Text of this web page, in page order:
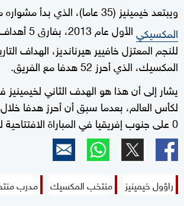
ويبتعد خيمينيز (35 عاما)، الذي بدأ مشواره مع
المكسيكي
الأول عام
للنجم المعتزل خافيير هيرنانديز، الهداف
المكسيك، الذي أحرز 52 هدفا مع الفريق.
يشار إلى أن هذا هو الهدف الثاني لخيمينيز
0 على جنوب إفريقيا في المباراة الافتتاحية لمونديال 2026.
راؤول خيمينيز منتخب المكسيك
مدرب